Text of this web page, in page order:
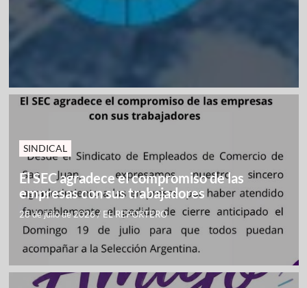
SINDICAL
El SEC agradece el compromiso de las
empresas con sus trabajadores
28 de julio de 2026/ EL REPORTERO